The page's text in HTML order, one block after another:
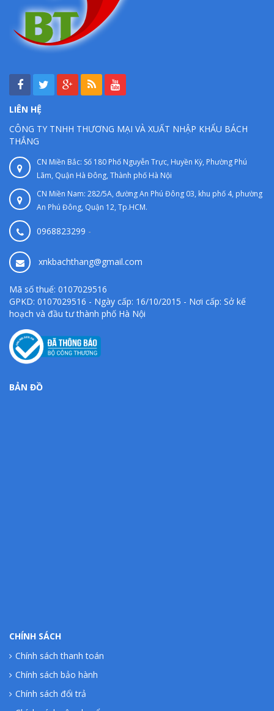
LIÊN HỆ
CÔNG TY TNHH THƯƠNG MẠI VÀ XUẤT NHẬP KHẨU BÁCH
THẮNG
CN Miền Bắc: Số 180 Phố Nguyễn Trực, Huyền Kỳ, Phường Phú
Lãm, Quận Hà Đông, Thành phố Hà Nội
CN Miền Nam: 282/5A, đường An Phú Đông 03, khu phố 4, phường
An Phú Đông, Quận 12, Tp.HCM.
0968823299 -
xnkbachthang@gmail.com
Mã số thuế: 0107029516
GPKD: 0107029516 - Ngày cấp: 16/10/2015 - Nơi cấp: Sở kế
hoạch và đầu tư thành phố Hà Nội
BẢN ĐỒ
CHÍNH SÁCH
Chính sách thanh toán
Chính sách bảo hành
Chính sách đổi trả